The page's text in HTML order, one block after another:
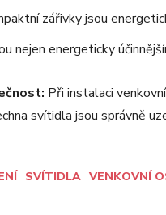
zářivky jsou
nejen energeticky
Při instalaci
svítidla jsou správně
SVÍTIDLA VENKOVNÍ